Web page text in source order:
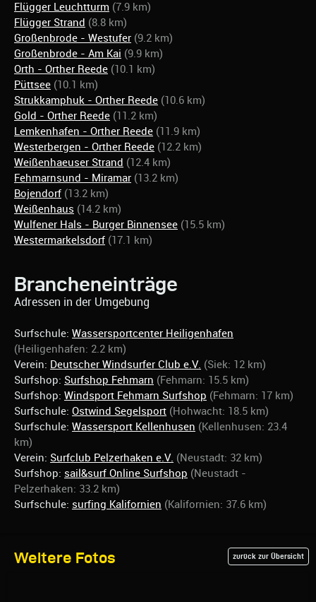
Flügger Leuchtturm (7.9 km)
Flügger Strand (8.8 km)
Großenbrode - Westufer (9.2 km)
Großenbrode - Am Kai (9.9 km)
Orth - Orther Reede (10.1 km)
Püttsee (10.1 km)
Strukkamphuk - Orther Reede (10.6 km)
Gold - Orther Reede (11.2 km)
Lemkenhafen - Orther Reede (11.9 km)
Westerbergen - Orther Reede (12.2 km)
Weißenhaeuser Strand (12.4 km)
Fehmarnsund - Miramar (13.2 km)
Bojendorf (13.2 km)
Weißenhaus (14.2 km)
Wulfener Hals - Burger Binnensee (15.5 km)
Westermarkelsdorf (17.1 km)
Brancheneinträge
Adressen in der Umgebung
Surfschule: Wassersportcenter Heiligenhafen
(Heiligenhafen: 2.2 km)
Verein: Deutscher Windsurfer Club e.V. (Siek: 12 km)
Surfshop: Surfshop Fehmarn (Fehmarn: 15.5 km)
Surfshop: Windsport Fehmarn Surfshop (Fehmarn: 17 km)
Surfschule: Ostwind Segelsport (Hohwacht: 18.5 km)
Surfschule: Wassersport Kellenhusen (Kellenhusen: 23.4
km)
Verein: Surfclub Pelzerhaken e.V. (Neustadt: 32 km)
Surfshop: sail&surf Online Surfshop (Neustadt -
Pelzerhaken: 33.2 km)
Surfschule: surfing Kalifornien (Kalifornien: 37.6 km)
Weitere Fotos zurück zur Übersicht